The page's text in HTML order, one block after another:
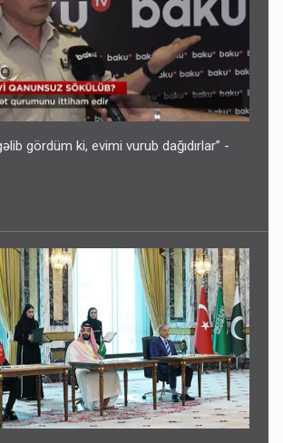
gördüm ki, evimi vurub dağıdırlar” -